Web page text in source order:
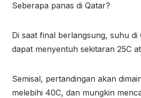
Seberapa panas di Qatar?
Di saat final berlangsung, suhu di
dapat menyentuh sekitaran 25C
Semisal, pertandingan akan
melebihi 40C, dan mungkin